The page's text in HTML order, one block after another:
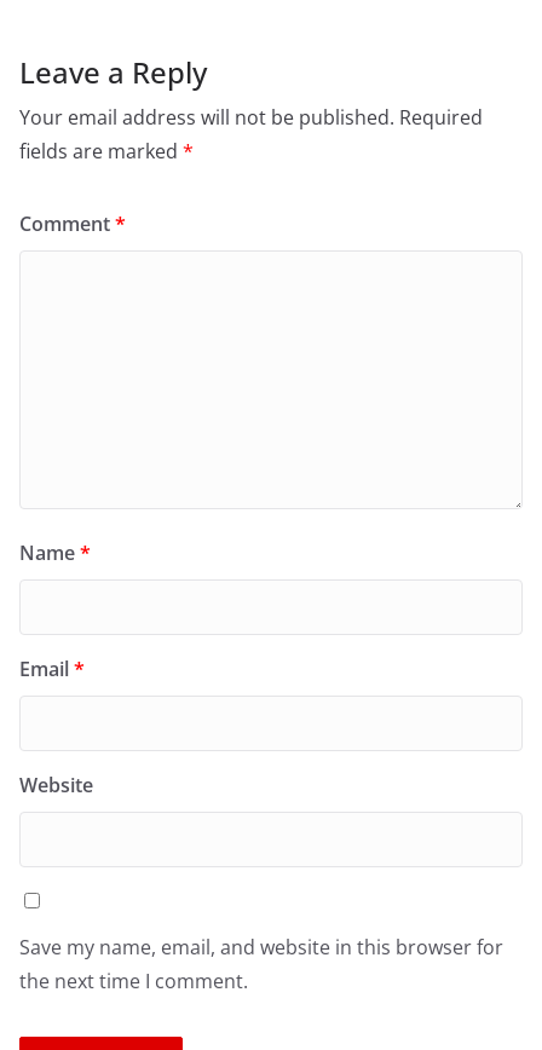
Leave a Reply
Your email address will not be published. Required
fields are marked *
Comment*
Name*
Email*
Website
Save my name, email, and website in this browser for
the next time I comment.